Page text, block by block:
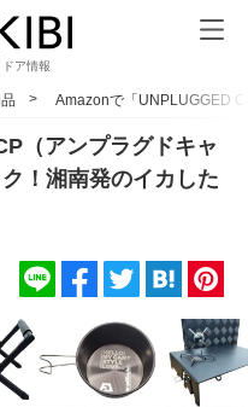
ア情報
Amazonで「UNPLUGGED
（アンプラグドキャ
！湘南発のイカした